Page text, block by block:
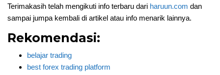
Terimakasih telah mengikuti info terbaru dari haruun.com dan
sampai jumpa kembali di artikel atau info menarik lainnya.
Rekomendasi:
belajar trading
best forex trading platform